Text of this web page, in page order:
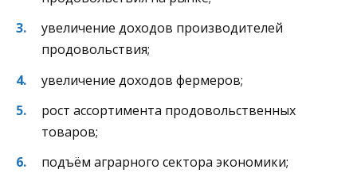
увеличение доходов производителей
продовольствия;
увеличение доходов фермеров;
рост ассортимента продовольственных
товаров;
подъём аграрного сектора экономики;